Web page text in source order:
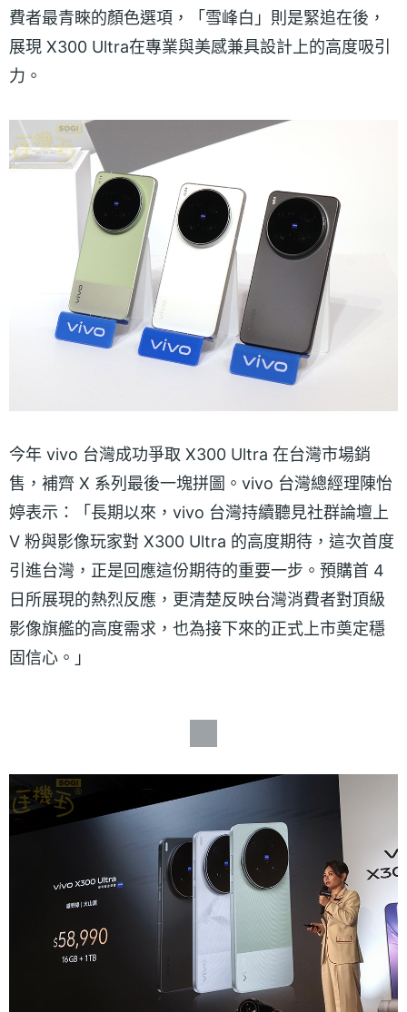
費者最青睞的顏色選項，「雪峰白」則是緊追在後，
展現 X300 Ultra在專業與美感兼具設計上的高度吸引
力。
今年 vivo 台灣成功爭取 X300 Ultra 在台灣市場銷
售，補齊 X 系列最後一塊拼圖。vivo 台灣總經理陳怡
婷表示：「長期以來，vivo 台灣持續聽見社群論壇上
V 粉與影像玩家對 X300 Ultra 的高度期待，這次首度
引進台灣，正是回應這份期待的重要一步。預購首 4
日所展現的熱烈反應，更清楚反映台灣消費者對頂級
影像旗艦的高度需求，也為接下來的正式上市奠定穩
固信心。」